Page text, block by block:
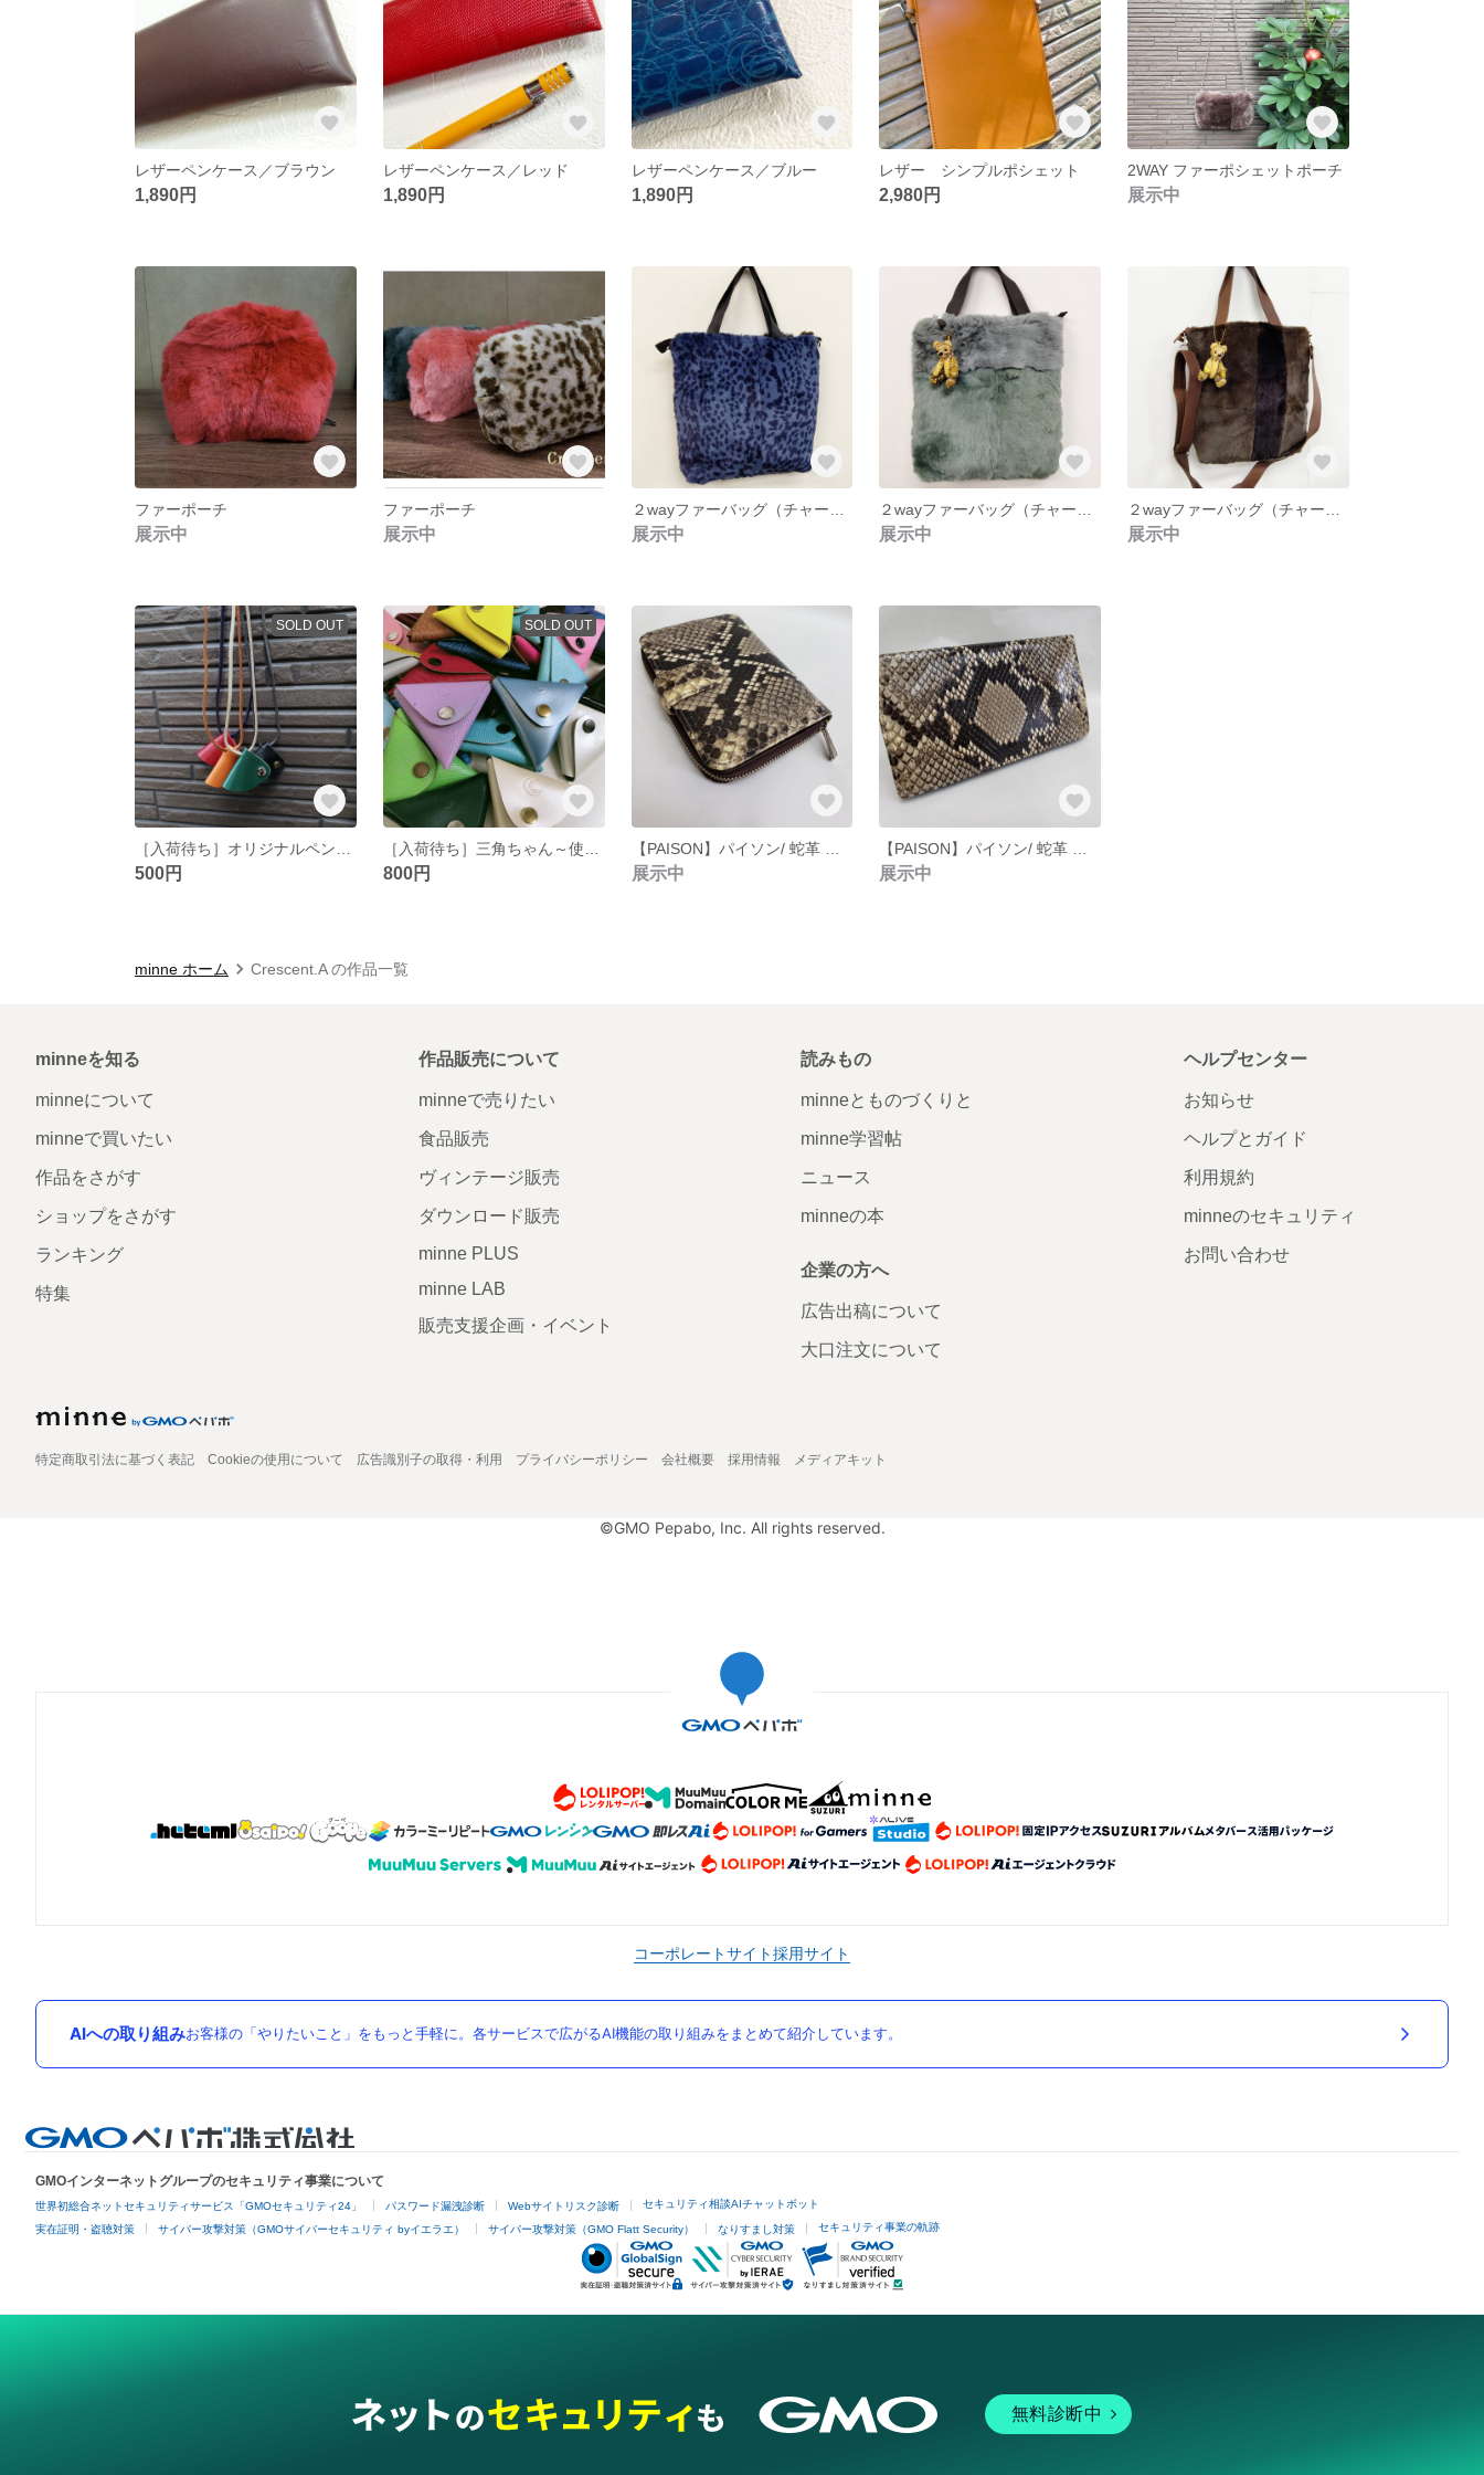
レザーペンケース／ブラウン
1,890円
レザーペンケース／レッド
1,890円
レザーペンケース／ブルー
1,890円
レザー シンプルポシェット
2,980円
2WAY ファーポシェットポーチ
展示中
ファーポーチ
展示中
ファーポーチ
展示中 展示中 展示中 展示中
SOLD OUT
500円
SOLD OUT
800円 展示中 展示中
minne ホーム Crescent.A の作品一覧
minneを知る
minneについて
minneで買いたい
作品をさがす
ショップをさがす
ランキング
特集
作品販売について
minneで売りたい
食品販売
ヴィンテージ販売
ダウンロード販売
minne PLUS
minne LAB
販売支援企画・イベント
読みもの
minneとものづくりと
minne学習帖
ニュース
minneの本
企業の方へ
広告出稿について
大口注文について
ヘルプセンター
お知らせ
ヘルプとガイド
利用規約
minneのセキュリティ
お問い合わせ
特定商取引法に基づく表記 Cookieの使用について 広告識別子の取得・利用 プライバシーポリシー 会社概要 採用情報 メディアキット
©GMO Pepabo, Inc. All rights reserved.
コーポレートサイト採用サイト
AIへの取り組みお客様の「やりたいこと」をもっと手軽に。各サービスで広がるAI機能の取り組みをまとめて紹介しています。
GMOインターネットグループのセキュリティ事業について
世界初総合ネットセキュリティサービス「GMOセキュリティ24」 パスワード漏洩診断 Webサイトリスク診断 セキュリティ相談AIチャットボット
実在証明・盗聴対策 サイバー攻撃対策（GMOサイバーセキュリティ byイエラエ） サイバー攻撃対策（GMO Flatt Security） なりすまし対策 セキュリティ事業の軌跡
無料診断中